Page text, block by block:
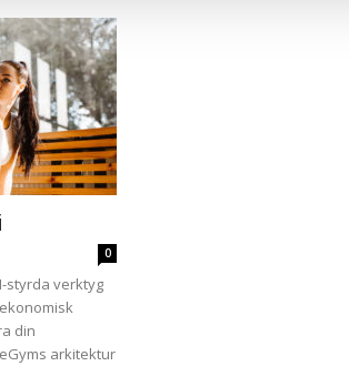
0
styrda verktyg
din
arkitektur